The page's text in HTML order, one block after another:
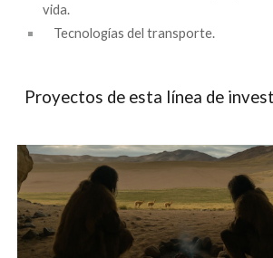
vida.
Tecnologías del transporte.
Proyectos de esta línea de